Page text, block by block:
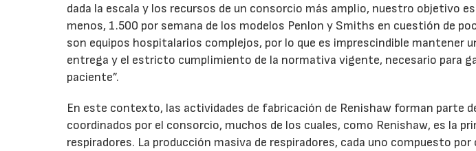
dada la escala y los recursos de un consorcio más amplio, nuestro objetivo
menos, 1.500 por semana de los modelos Penlon y Smiths en cuestión de
son equipos hospitalarios complejos, por lo que es imprescindible mantener
entrega y el estricto cumplimiento de la normativa vigente, necesario para
paciente”.
En este contexto, las actividades de fabricación de Renishaw forman parte
coordinados por el consorcio, muchos de los cuales, como Renishaw, es la
respiradores. La producción masiva de respiradores, cada uno compuesto
28/07/2026